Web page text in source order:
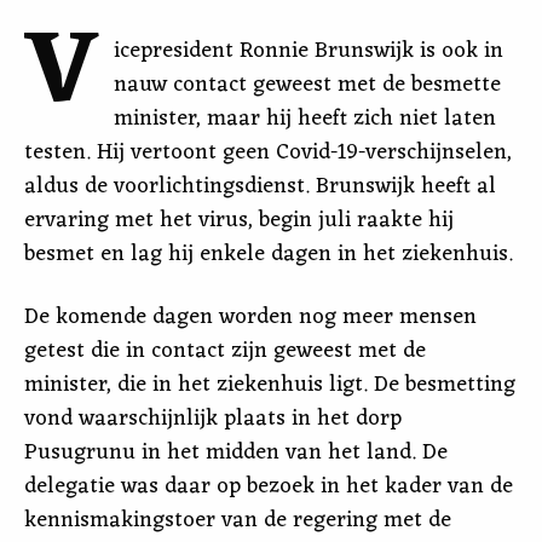
V icepresident Ronnie Brunswijk is ook in
nauw contact geweest met de besmette
minister, maar hij heeft zich niet laten
testen. Hij vertoont geen Covid-19-verschijnselen,
aldus de voorlichtingsdienst. Brunswijk heeft al
ervaring met het virus, begin juli raakte hij
besmet en lag hij enkele dagen in het ziekenhuis.
De komende dagen worden nog meer mensen
getest die in contact zijn geweest met de
minister, die in het ziekenhuis ligt. De besmetting
vond waarschijnlijk plaats in het dorp
Pusugrunu in het midden van het land. De
delegatie was daar op bezoek in het kader van de
kennismakingstoer van de regering met de